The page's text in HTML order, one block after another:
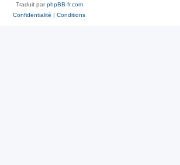
Traduit parphpBB-fr.com
Confidentialité | Conditions